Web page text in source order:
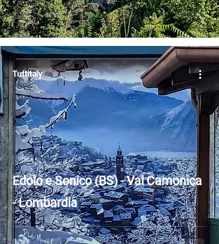
Edolo e Sonico (BS) - Val Camonica
- Lombardia
Tuttitaly